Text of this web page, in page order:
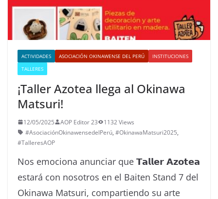
ACTIVIDADES ASOCIACIÓN OKINAWENSE DEL PERÚ
INSTITUCIONES
TALLERES
¡Taller Azotea llega al Okinawa
Matsuri!
12/05/2025 AOP Editor 23
1132 Views
#AsociaciónOkinawensedelPerú, #OkinawaMatsuri2025,
#TalleresAOP
Nos emociona anunciar que 𝗧𝗮𝗹𝗹𝗲𝗿 𝗔𝘇𝗼𝘁𝗲𝗮
estará con nosotros en el Baiten Stand 7 del
Okinawa Matsuri, compartiendo su arte